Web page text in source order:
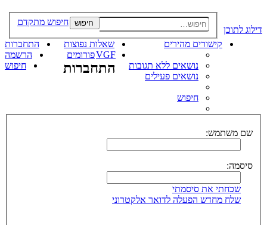
דילוג לתוכן
חיפוש חיפוש מתקדם
קישורים מהירים
נושאים ללא תגובות
נושאים פעילים
חיפוש
שאלות נפוצות
התחברות
הרשמה
VGFפורומים
חיפוש
התחברות
שם משתמש:
סיסמה:
שכחתי את סיסמתי
שלח מחדש הפעלה לדואר אלקטרוני